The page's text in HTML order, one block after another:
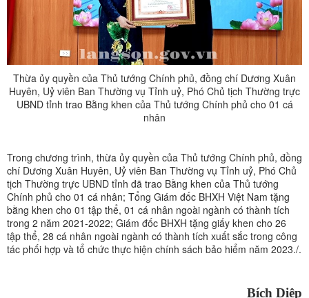
Thừa ủy quyền của Thủ tướng Chính phủ, đồng chí Dương Xuân
Huyên, Uỷ viên Ban Thường vụ Tỉnh uỷ, Phó Chủ tịch Thường trực
UBND tỉnh trao Bằng khen của Thủ tướng Chính phủ cho 01 cá
nhân
Trong chương trình, thừa ủy quyền của Thủ tướng Chính phủ, đồng
chí Dương Xuân Huyên, Uỷ viên Ban Thường vụ Tỉnh uỷ, Phó Chủ
tịch Thường trực UBND tỉnh đã trao Bằng khen của Thủ tướng
Chính phủ cho 01 cá nhân; Tổng Giám đốc BHXH Việt Nam tặng
bằng khen cho 01 tập thể, 01 cá nhân ngoài ngành có thành tích
trong 2 năm 2021-2022; Giám đốc BHXH tặng giấy khen cho 26
tập thể, 28 cá nhân ngoài ngành có thành tích xuất sắc trong công
tác phối hợp và tổ chức thực hiện chính sách bảo hiểm năm 2023./.
Bích Diệp